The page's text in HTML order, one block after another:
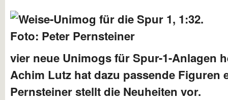
vier neue Unimogs für Spur-1-Anlagen
Achim Lutz hat dazu passende Figuren
Pernsteiner stellt die Neuheiten vor.